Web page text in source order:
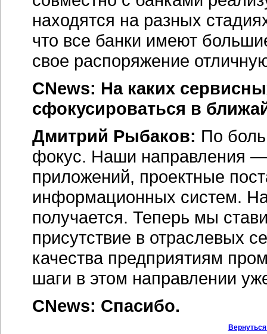
находятся на разных
что все банки имеют
свое распоряжение
CNews: На каких
сфокусироваться в
Дмитрий Рыбаков: По
фокус. Наши направления —
приложений, проектные
информационных систем.
получается. Теперь мы
присутствие в отраслевых
качества предприятиям
шаги в этом направлении
CNews: Спасибо.